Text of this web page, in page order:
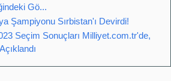
Gö...
Şampiyonu Sırbistan'ı Devirdi!
Seçim Sonuçları Milliyet.com.tr'de,